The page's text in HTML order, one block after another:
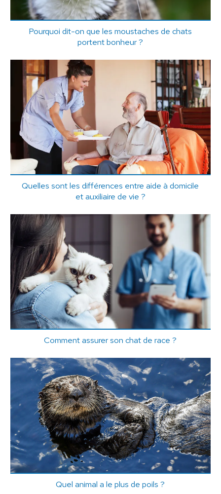
Pourquoi dit-on que les moustaches de chats
portent bonheur ?
Quelles sont les différences entre aide à domicile
et auxiliaire de vie ?
Comment assurer son chat de race ?
Quel animal a le plus de poils ?